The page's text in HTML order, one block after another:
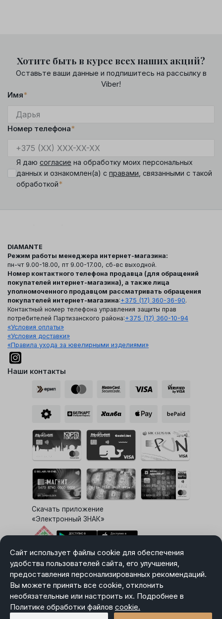
Сайт использует файлы cookie для обеспечения
удобства пользователей сайта, его улучшения,
предоставления персонализированных рекомендаций.
Вы можете принять все cookie, отклонить
необязательные или настроить их. Подробнее в
Политике обработки файлов cookie.
Хотите быть в курсе всех наших акций?
Оставьте ваши данные и подпишитесь на рассылку в
Viber!
Имя*
Номер телефона*
Я даю согласие на обработку моих персональных
данных и ознакомлен(а) с правами , связанными с такой
обработкой*
DIAMANTE
Режим работы менеджера интернет-магазина:
пн-чт 9.00-18.00, пт 9.00-17.00, сб-вс выходной.
Номер контактного телефона продавца (для обращений
покупателей интернет-магазина), а также лица
уполномоченного продавцом рассматривать обращения
покупателей интернет-магазина:+375 (17) 360-36-90.
Контактный номер телефона управления защиты прав
потребителей Партизанского района:+375 (17) 360-10-94
«Условия оплаты»
«Условия доставки»
«Правила ухода за ювелирными изделиями»
Наши контакты
Скачать приложение
«Электронный ЗНАК»
Выбор настроек Cookie
Карта сайта
Политика в отношении обработки персональных данных
Пользовательское соглашение